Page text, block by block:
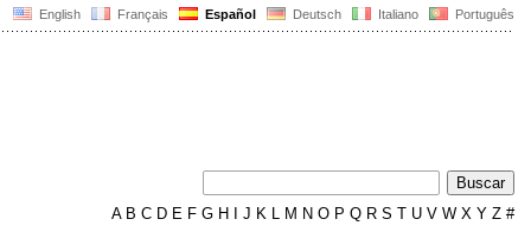
English Français Español Deutsch Italiano Português
AB C D E F G H J K L M N O P Q R S T U V W X Y Z #